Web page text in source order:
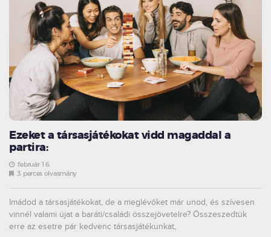
Ezeket a társasjátékokat vidd magaddal a
partira:
február 16.
3 perces olvasmány
Imádod a társasjátékokat, de a meglévőket már unod, és szívesen
vinnél valami újat a baráti/családi összejövetelre? Összeszedtük
erre az esetre pár kedvenc társasjátékunkat,